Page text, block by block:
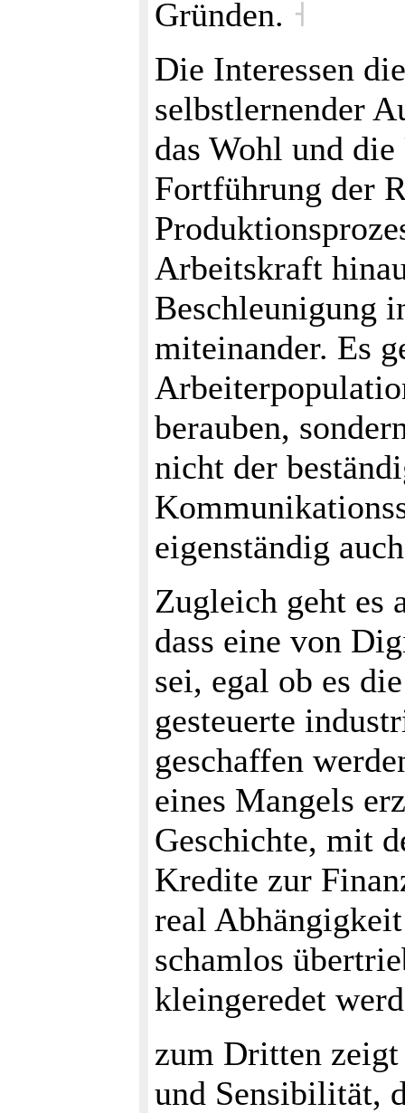
Gründen. ˧
Die Interessen
selbstlernender
das Wohl und
Fortführung der
Arbeitskraft
Beschleunigung
miteinander. Es
berauben,
nicht der
eigenständig
Zugleich geht es
dass eine von
sei, egal ob es
gesteuerte
geschaffen
eines Mangels
Geschichte, mit
Kredite zur
real
schamlos
kleingeredet
zum Dritten
und Sensibilität,